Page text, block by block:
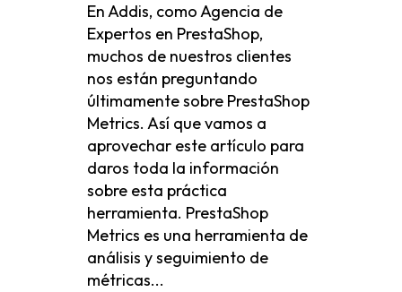
En Addis, como Agencia de
Expertos en PrestaShop,
muchos de nuestros clientes
nos están preguntando
últimamente sobre PrestaShop
Metrics. Así que vamos a
aprovechar este artículo para
daros toda la información
sobre esta práctica
herramienta. PrestaShop
Metrics es una herramienta de
análisis y seguimiento de
métricas...